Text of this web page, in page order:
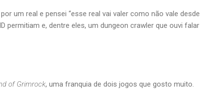
um real e pensei “esse real vai valer como não vale desde
permitiam e, dentre eles, um dungeon crawler que ouvi falar
of Grimrock, uma franquia de dois jogos que gosto muito.